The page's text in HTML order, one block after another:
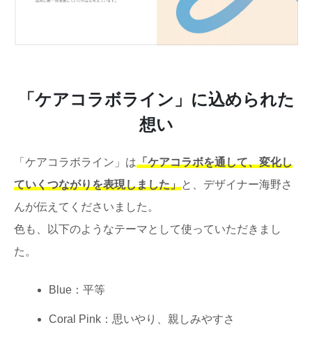
「ケアコラボライン」に込められた
想い
「ケアコラボライン」は「ケアコラボを通して、変化し
ていくつながりを表現しました」と、デザイナー海野さ
んが伝えてくださいました。
色も、以下のようなテーマとして使っていただきまし
た。
Blue：平等
Coral Pink：思いやり、親しみやすさ